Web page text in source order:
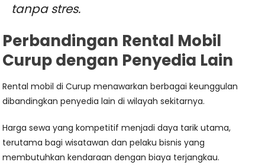
tanpa stres.
Perbandingan Rental Mobil
Curup dengan Penyedia Lain
Rental mobil di Curup menawarkan berbagai keunggulan
dibandingkan penyedia lain di wilayah sekitarnya.
Harga sewa yang kompetitif menjadi daya tarik utama,
terutama bagi wisatawan dan pelaku bisnis yang
membutuhkan kendaraan dengan biaya terjangkau.